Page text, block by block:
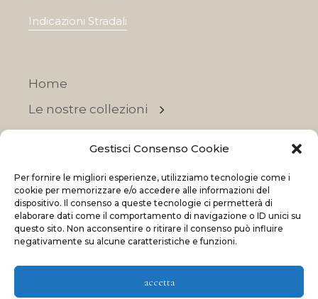
Gestisci Consenso Cookie
Per fornire le migliori esperienze, utilizziamo tecnologie come i
cookie per memorizzare e/o accedere alle informazioni del
dispositivo. Il consenso a queste tecnologie ci permetterà di
elaborare dati come il comportamento di navigazione o ID unici su
questo sito. Non acconsentire o ritirare il consenso può influire
negativamente su alcune caratteristiche e funzioni.
accetta
Indicazioni Stradali
Home
Le nostre collezioni
OFFERTE
© 2023 La Maison Des Reves | All rights reserved
and by